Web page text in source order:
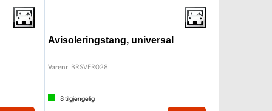
Avisoleringstang, universal
Varenr BRSVER028
8tilgjengelig